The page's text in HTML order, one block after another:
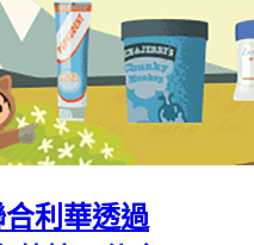
利華透過